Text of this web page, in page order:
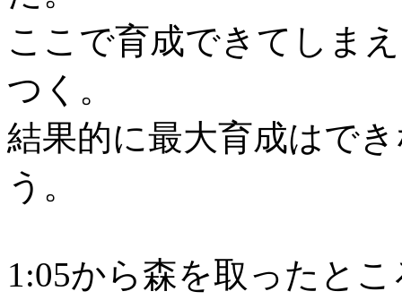
ここで育成できてしま
つく。
結果的に最大育成はで
う。
1:05から森を取ったと